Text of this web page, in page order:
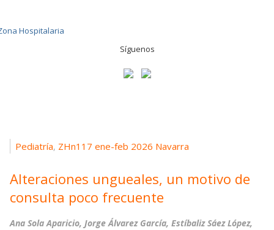
Síguenos
Pediatría, ZHn117 ene-feb 2026 Navarra
Alteraciones ungueales, un motivo de
consulta poco frecuente
Ana Sola Aparicio, Jorge Álvarez García, Estíbaliz Sáez López,